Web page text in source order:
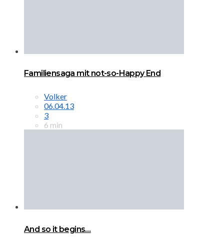
Familiensaga mit not-so-Happy End
Volker
06.04.13
3
6 min
And so it begins…